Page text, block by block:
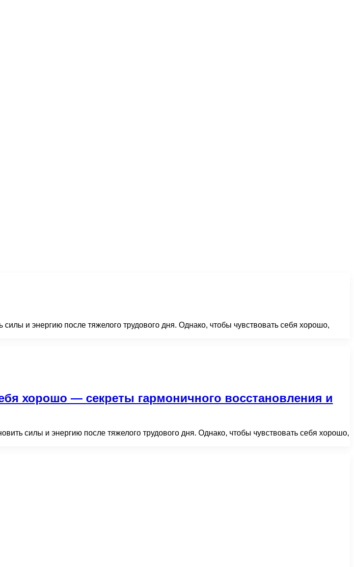
и энергию после тяжелого трудового дня. Однако, чтобы чувствовать себя хорошо,
хорошо — секреты гармоничного восстановления и
силы и энергию после тяжелого трудового дня. Однако, чтобы чувствовать себя хорошо,